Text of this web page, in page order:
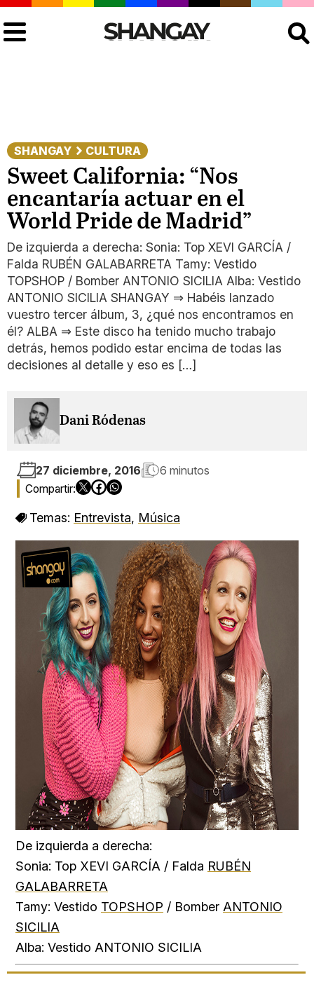
SHANGAY CULTURA
Sweet California: “Nos
encantaría actuar en el
World Pride de Madrid”
De izquierda a derecha: Sonia: Top XEVI GARCÍA /
Falda RUBÉN GALABARRETA Tamy: Vestido
TOPSHOP / Bomber ANTONIO SICILIA Alba: Vestido
ANTONIO SICILIA SHANGAY ⇒ Habéis lanzado
vuestro tercer álbum, 3, ¿qué nos encontramos en
él? ALBA ⇒ Este disco ha tenido mucho trabajo
detrás, hemos podido estar encima de todas las
decisiones al detalle y eso es […]
Dani Ródenas
27 diciembre, 2016 6 minutos
Temas: Entrevista, Música
De izquierda a derecha:
Sonia: Top XEVI GARCÍA / Falda RUBÉN
GALABARRETA
Tamy: Vestido TOPSHOP / Bomber ANTONIO
SICILIA
Alba: Vestido ANTONIO SICILIA